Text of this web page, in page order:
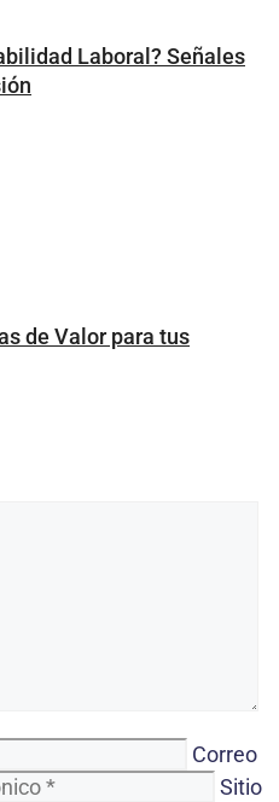
Laboral? Señales
de Valor para tus
Correo
Sitio